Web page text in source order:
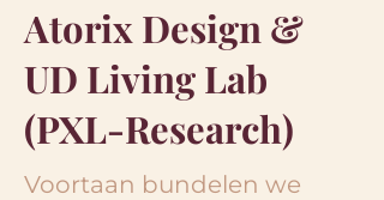
Atorix Design &
UD Living Lab
(PXL-Research)
Voortaan bundelen we